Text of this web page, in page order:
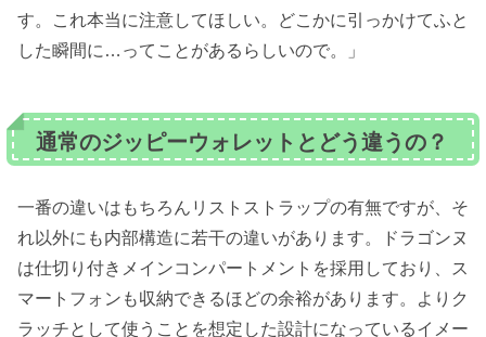
す。これ本当に注意してほしい。どこかに引っかけてふと
した瞬間に…ってことがあるらしいので。」
通常のジッピーウォレットとどう違うの？
一番の違いはもちろんリストストラップの有無ですが、そ
れ以外にも内部構造に若干の違いがあります。ドラゴンヌ
は仕切り付きメインコンパートメントを採用しており、ス
マートフォンも収納できるほどの余裕があります。よりク
ラッチとして使うことを想定した設計になっているイメー